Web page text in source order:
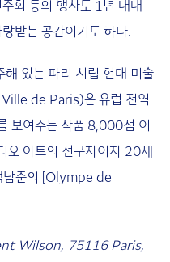
회 등의 행사도 1년 내내
받는 공간이기도 하다.
해 있는 파리 시립 현대 미술
de Paris)은 유럽 전역
보여주는 작품 8,000점 이
오 아트의 선구자이자 20세
남준의 [Olympe de
Wilson, 75116 Paris,